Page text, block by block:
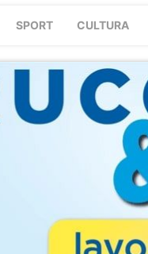
SPORT CULTURA